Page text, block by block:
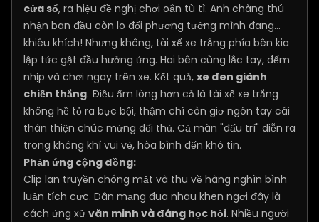
cửa sổ, ra hiệu đề nghị chơi oẳn tù tì. Anh chàng thú
nhận ban đầu còn lo đối phương tưởng mình đang...
khiêu khích! Nhưng không, tài xế xe trắng phía bên kia
lập tức gật đầu hưởng ứng. Hai bên cùng lắc tay, đếm
nhịp và chơi ngay trên xe. Kết quả, xe đen giành
chiến thắng. Điều ấm lòng hơn cả là tài xế xe trắng
không hề tỏ ra bực bội, thậm chí còn giơ ngón tay cái
thân thiện chúc mừng đối thủ. Cả màn "đấu trí" diễn ra
trong không khí vui vẻ, hòa bình đến khó tin.
Phản ứng cộng đồng:
Clip lan truyền chóng mặt và thu về hàng nghìn bình
luận tích cực. Dân mạng đua nhau khen ngợi đây là
cách ứng xử văn minh và đáng học hỏi. Nhiều người